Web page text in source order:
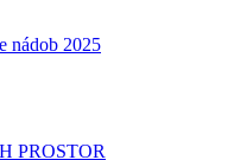
nádob 2025
PROSTOR